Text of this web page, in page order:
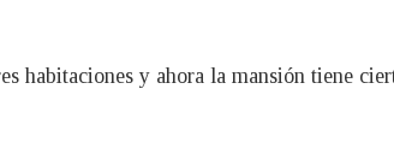
habitaciones y ahora la mansión tiene